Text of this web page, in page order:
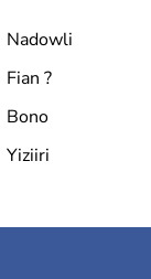
Nadowli
Fian ?
Bono
Yiziiri